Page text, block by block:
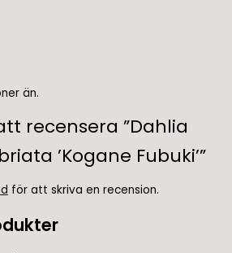
än.
recensera ”Dahlia
’Kogane Fubuki’”
för att skriva en recension.